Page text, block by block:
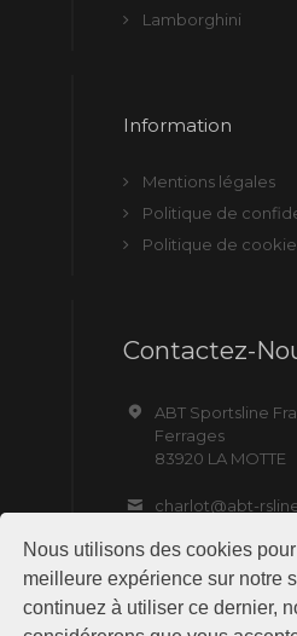
Nous utilisons des cookies
meilleure expérience sur notre
continuez à utiliser ce dernier,
Lamborghini
Information
Mentions légales
Politique de
Politique de
Contactez-
ABT Sportsline
Ferrages
83920 LA MOTTE
charlot@abt-